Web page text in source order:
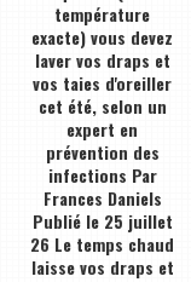
température
exacte) vous devez
laver vos draps et
vos taies d'oreiller
cet été, selon un
expert en
prévention des
infections Par
Frances Daniels
Publié le 25 juillet
26 Le temps chaud
laisse vos draps et